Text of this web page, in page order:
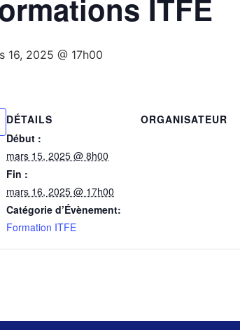
ITFE
16, 2025 @ 17h00
DÉTAILS
Début :
mars 15, 2025 @ 8h00
Fin :
mars 16, 2025 @ 17h00
Catégorie d’Évènement:
Formation ITFE
ORGANISATEUR